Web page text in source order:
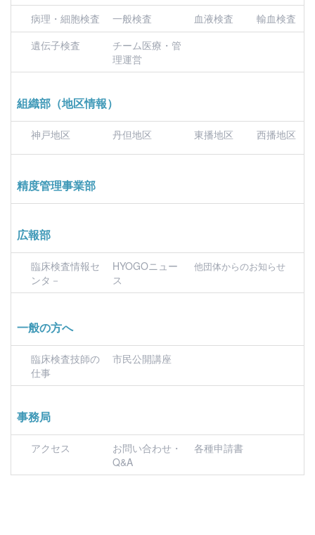
病理・細胞検査
一般検査 血液検査
輸血検査
遺伝子検査
チーム医療・管
理運営
組織部（地区情報）
神戸地区 丹但地区 東播地区 西播地区
精度管理事業部
広報部
臨床検査情報セ
ンタ－
HYOGOニュー
ス
他団体からのお知らせ
一般の方へ
臨床検査技師の
仕事
市民公開講座
事務局
アクセス
お問い合わせ・
Q&A
各種申請書